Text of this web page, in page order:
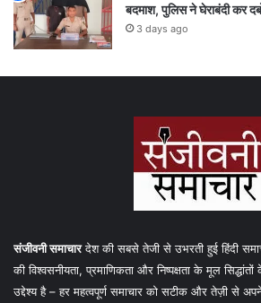
बदमाश, पुलिस ने घेराबंदी कर
3 days ago
संजीवनी समाचारदेश की सबसे तेजी से उभरती हुई हिंदी
की विश्वसनीयता, प्रमाणिकता और निष्पक्षता के मूल
उद्देश्य है – हर महत्वपूर्ण समाचार को सटीक और तेज़ी से